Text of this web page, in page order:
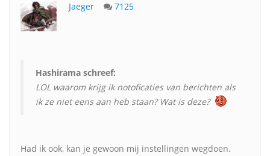
Jaeger 7125
Hashirama schreef:
LOL waarom krijg ik notoficaties van berichten als
ik ze niet eens aan heb staan? Wat is deze?
Had ik ook, kan je gewoon mij instellingen wegdoen.